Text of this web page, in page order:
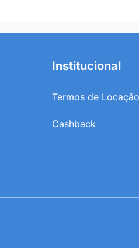
Institucional
Termos de Locação
Cashback